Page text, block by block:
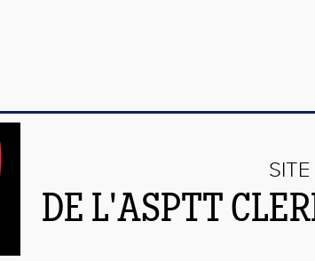
DE L'ASPTT